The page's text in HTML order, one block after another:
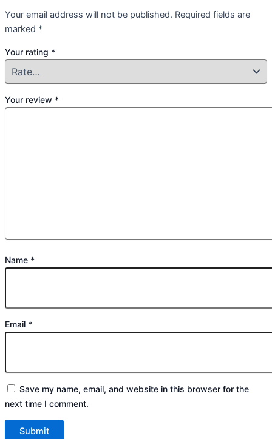
Your email address will not be published. Required fields are
marked *
Your rating *
Your review *
Name *
Email *
Save my name, email, and website in this browser for the
next time I comment.